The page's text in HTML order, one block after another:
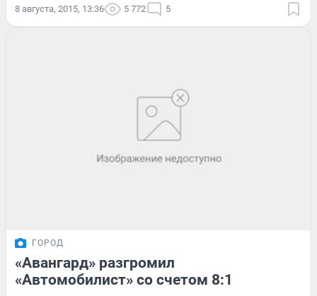
8 августа, 2015, 13:36 5 772 5
ГОРОД
«Авангард» разгромил
«Автомобилист» со счетом 8:1